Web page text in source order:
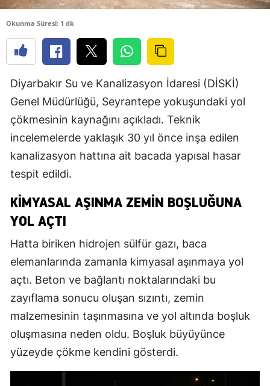
Okunma Süresi: 1 dk
Diyarbakır Su ve Kanalizasyon İdaresi (DİSKİ)
Genel Müdürlüğü, Seyrantepe yokuşundaki yol
çökmesinin kaynağını açıkladı. Teknik
incelemelerde yaklaşık 30 yıl önce inşa edilen
kanalizasyon hattına ait bacada yapısal hasar
tespit edildi.
KIMYASAL AŞINMA ZEMIN BOŞLUĞUNA
YOL AÇTI
Hatta biriken hidrojen sülfür gazı, baca
elemanlarında zamanla kimyasal aşınmaya yol
açtı. Beton ve bağlantı noktalarındaki bu
zayıflama sonucu oluşan sızıntı, zemin
malzemesinin taşınmasına ve yol altında boşluk
oluşmasına neden oldu. Boşluk büyüyünce
yüzeyde çökme kendini gösterdi.